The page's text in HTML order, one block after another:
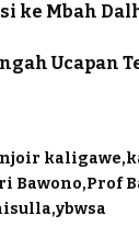
ke Mbah
kaligawe
Bawono Prof
ybwsa